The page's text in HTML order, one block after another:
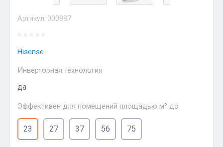
Артикул: 000987
Hisense
Инверторная технология
да
Эффективен для помещений площадью м² до
23 27 37 56 75